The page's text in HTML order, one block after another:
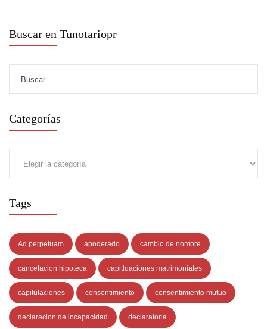
Buscar en Tunotariopr
Categorías
Tags
Ad perpetuam apoderado cambio de nombre
cancelacion hipoteca capitluaciones matrimoniales
capitulaciones consentimiento consentimiento mutuo
declaracion de incapacidad declaratoria